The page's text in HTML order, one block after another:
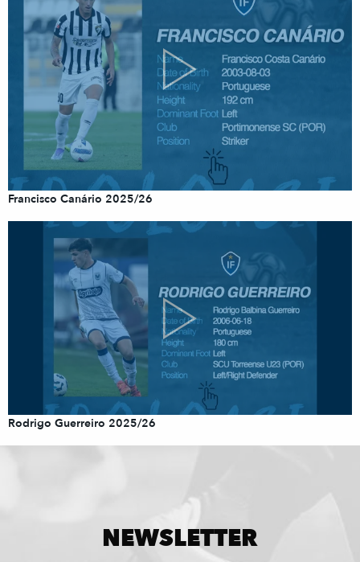
Francisco Canário 2025/26
Rodrigo Guerreiro 2025/26
NEWSLETTER